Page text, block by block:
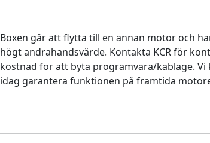
Boxen går att flytta till en annan motor och
högt andrahandsvärde. Kontakta KCR för
kostnad för att byta programvara/kablage. Vi
idag garantera funktionen på framtida